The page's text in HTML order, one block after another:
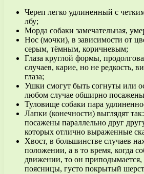
Череп легко удлиненный с
лбу;
Морда собаки замечательная,
Нос (мочки), в зависимости от
серым, тёмным, коричневым;
Глаза круглой формы,
случаев, карие, но не редкость,
глаза;
Ушки смогут быть согнуты или
любом случае обширно
Туловище собаки пара
Лапки (конечности) выглядят
посажены параллельно друг
которых отлично выраженные
Хвост, в большинстве случаев
положении, а в то время, когда
движении, то он
поясницы, густо покрытый